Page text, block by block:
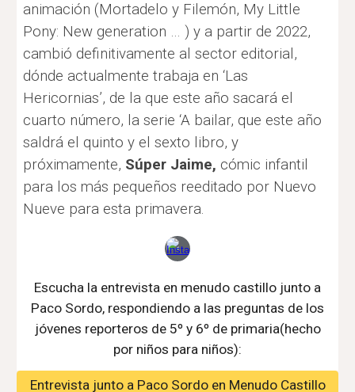
animación (Mortadelo y Filemón, My Little
Pony: New generation … ) y a partir de 2022,
cambió definitivamente al sector editorial,
dónde actualmente trabaja en ‘Las
Hericornias’, de la que este año sacará el
cuarto número, la serie ‘A bailar, que este año
saldrá el quinto y el sexto libro, y
próximamente, Súper Jaime, cómic infantil
para los más pequeños reeditado por Nuevo
Nueve para esta primavera.
Escucha la entrevista en menudo castillo junto a
Paco Sordo, respondiendo a las preguntas de los
jóvenes reporteros de 5º y 6º de primaria(hecho
por niños para niños):
Entrevista junto a Paco Sordo en Menudo Castillo